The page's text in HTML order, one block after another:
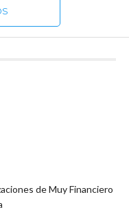
de Muy Financiero